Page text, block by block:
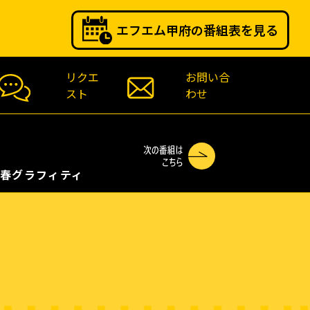
エフエム甲府の番組表を見る
リクエ
スト
お問い合
わせ
グラフィティ